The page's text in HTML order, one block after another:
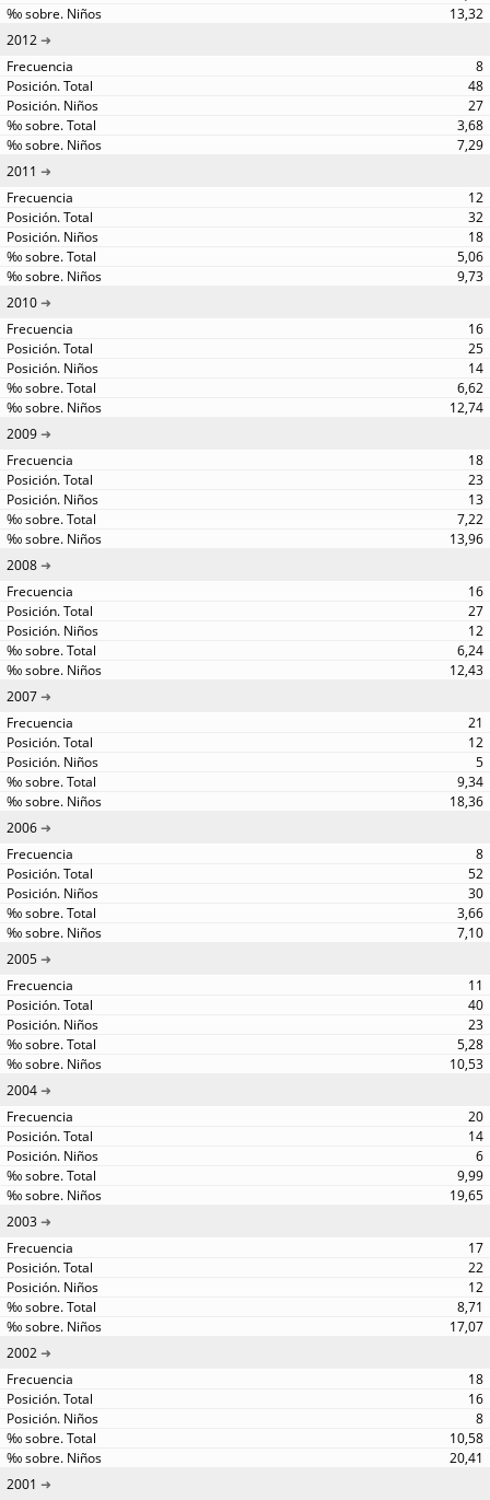
13,32
2012
8
48
27
3,68
7,29
2011
12
32
18
5,06
9,73
2010
16
25
14
6,62
12,74
2009
18
23
13
7,22
13,96
2008
16
27
12
6,24
12,43
2007
21
12
5
9,34
18,36
2006
8
52
30
3,66
7,10
2005
11
40
23
5,28
10,53
2004
20
14
6
9,99
19,65
2003
17
22
12
8,71
17,07
2002
18
16
8
10,58
20,41
2001